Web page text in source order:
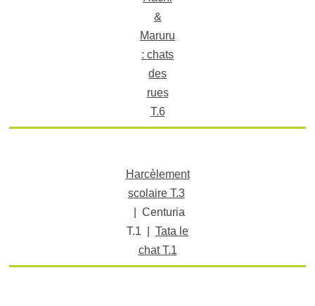
&
Maruru
: chats
des
rues
T.6
Harcèlement
scolaire T.3
| Centuria
T.1 | Tata le
chat T.1